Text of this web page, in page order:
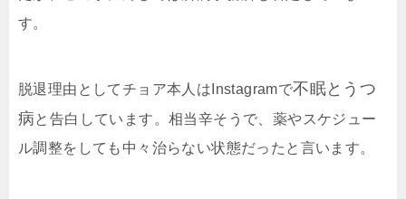
す。
脱退理由としてチョア本人はInstagramで不眠とうつ
病と告白しています。相当辛そうで、薬やスケジュー
ル調整をしても中々治らない状態だったと言います。